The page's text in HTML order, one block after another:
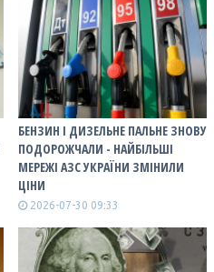
БЕНЗИН І ДИЗЕЛЬНЕ ПАЛЬНЕ ЗНОВУ
ПОДОРОЖЧАЛИ - НАЙБІЛЬШІ
МЕРЕЖІ АЗС УКРАЇНИ ЗМІНИЛИ
ЦІНИ
2026-07-30 09:33